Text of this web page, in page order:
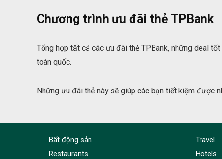
Chương trình ưu đãi thẻ TPBank
Tổng hợp tất cả các ưu đãi thẻ TPBank, những deal
toàn quốc.
Những ưu đãi thẻ này sẽ giúp các bạn tiết kiệm được
Bất động sản
Restaurants
Travel
Hotels